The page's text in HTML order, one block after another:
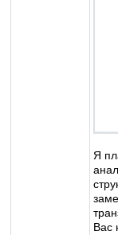
Я
Вас